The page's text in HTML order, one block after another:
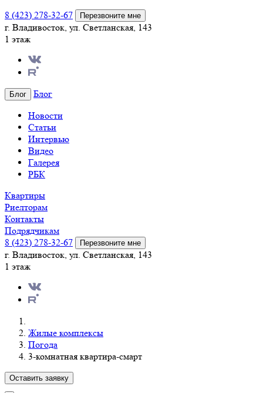
8 (423) 278-32-67
Перезвоните мне
г. Владивосток, ул. Светланская, 143
1 этаж
Блог
Блог
Новости
Статьи
Интервью
Видео
Галерея
РБК
Квартиры
Риелторам
Контакты
Подрядчикам
8 (423) 278-32-67
Перезвоните мне
г. Владивосток, ул. Светланская, 143
1 этаж
Жилые комплексы
Погода
3-комнатная квартира-смарт
Оставить заявку